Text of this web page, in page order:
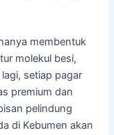
membentuk
molekul besi,
setiap pagar
premium dan
pelindung
di Kebumen akan